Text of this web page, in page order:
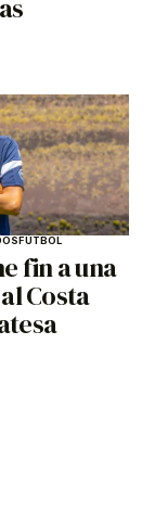
FÚTBOL
fin a una
Costa